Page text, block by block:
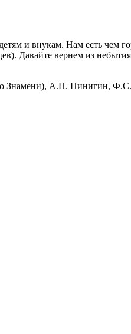
и внукам. Нам есть чем
Давайте вернем из
Знамени), А.Н. Пинигин, Ф.С.